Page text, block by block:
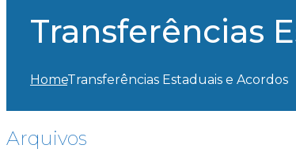
Transferências
HomeTransferências Estaduais e Acordos
Arquivos